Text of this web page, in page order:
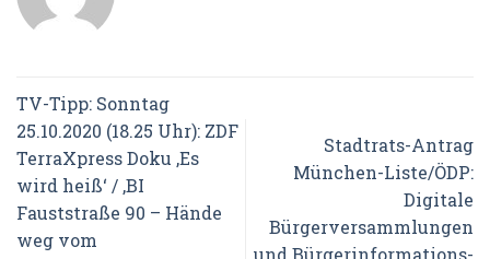
TV-Tipp: Sonntag
25.10.2020 (18.25 Uhr): ZDF
TerraXpress Doku ‚Es
wird heiß‘ / ‚BI
Fauststraße 90 – Hände
weg vom
Stadtrats-Antrag
München-Liste/ÖDP:
Digitale
Bürgerversammlungen
und Bürgerinformations-